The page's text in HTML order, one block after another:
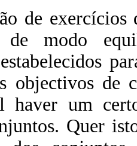
de exercícios
de modo
objectivos de
haver um
Quer